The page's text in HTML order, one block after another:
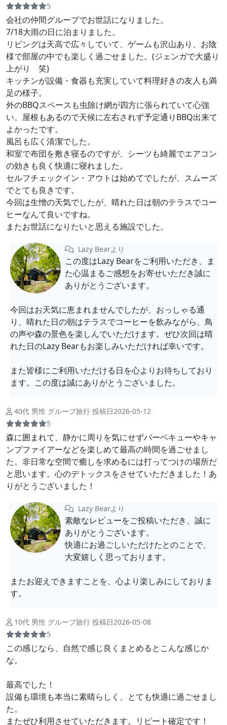
5
会社の仲間グループでお世話になりました。
7/18大雨の日に泊まりました。
リビングは天高で広々していて、ゲームも沢山あり、お陰
様で部屋の中でも楽しく過ごせました。(ジェンガで大盛り
上がり 笑)
キッチンが設備・食器も充実していて料理好きの友人も満
足の様子。
外のBBQスペースも虫除け網が四方に張られていて心強
い。屋根もあるので天候に左右されず予定通りBBQ出来て
よかったです。
風呂も広く清潔でした。
和室で布団を敷き寝るのですが、シーツも綺麗でエアコン
の効きも良く快適に寝れました。
セルフチェックイン・アウトは始めてでしたが、スムーズ
でとても良きです。
今回は生憎の天気でしたが、晴れた日は朝のテラスでコー
ヒーなんて良いですね。
またお世話になりたいと思える施設でした。
Lazy Bearより
この度はLazy Bearをご利用いただき、ま
た心温まるご感想をお寄せいただき誠に
ありがとうございます。
今回はお天気に恵まれませんでしたが、おっしゃる通
り、晴れた日の朝はテラスでコーヒーを飲みながら、鳥
の声や森の景色を楽しんでいただけます。ぜひ次回は晴
れた日のLazy Bearもお楽しみいただければ幸いです。
また皆様にご利用いただける日を心よりお待ちしており
ます。この度は誠にありがとうございました。
40代 男性 グループ旅行 投稿日2026-05-12
5
森に囲まれて、静かに周りを気にせずバーベキューやキャ
ンプファイアーなどを楽しめて最高の時間を過ごせまし
た。非日常な空間で癒しを求めるには打ってつけの場所だ
と思います。心のデトックスをさせていただきました！あ
りがとうございました！
Lazy Bearより
素敵なレビューをご投稿いただき、誠に
ありがとうございます。
快適にお過ごしいただけたとのことで、
大変嬉しく思っております。
またお迎えできますことを、心より楽しみにしておりま
す。
10代 男性 グループ旅行 投稿日2026-05-08
5
この感じなら、自然で感じ良くまとめるとこんな感じか
な。
最高でした！
設備も環境も本当に素晴らしく、とても快適に過ごせまし
た。
またぜひ利用させていただきます。リピート確定です！